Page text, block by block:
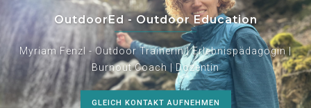
OutdoorEd - Outdoor Education
Myriam Fenzl - Outdoor Trainerin | Erlebnispädagogin |
Burnout Coach | Dozentin
GLEICH KONTAKT AUFNEHMEN